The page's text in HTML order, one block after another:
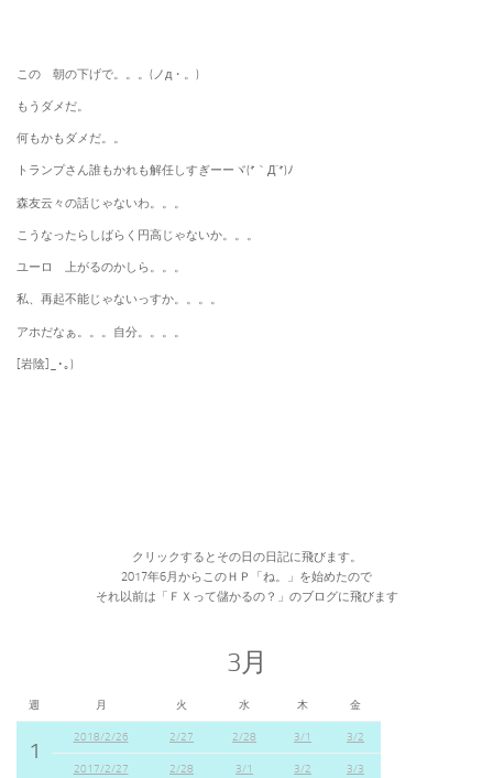
この 朝の下げで。。。(ノд・。)
もうダメだ。
何もかもダメだ。。
トランプさん誰もかれも解任しすぎーーヾ(*｀Д´*)ﾉ
森友云々の話じゃないわ。。。
こうなったらしばらく円高じゃないか。。。
ユーロ 上がるのかしら。。。
私、再起不能じゃないっすか。。。。
アホだなぁ。。。自分。。。。
[岩陰]_･｡)
クリックするとその日の日記に飛びます。
2017年6月からこのＨＰ「ね。」を始めたので
それ以前は「ＦＸって儲かるの？」のブログに飛びます
3月
週 月 火 水 木 金
1 2018/2/26 2/27 2/28 3/1 3/2
2017/2/27 2/28 3/1 3/2 3/3